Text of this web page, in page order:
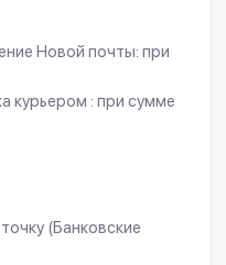
Новой почты: при
курьером : при сумме
(Банковские